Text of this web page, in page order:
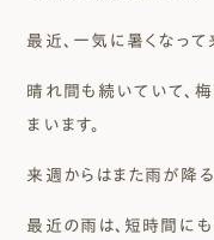
モデルハウスを見る
ファーストプランを
最近、一気に暑くなって
晴れ間も続いていて、
まいます。
来週からはまた雨が降る
最近の雨は、短時間にも